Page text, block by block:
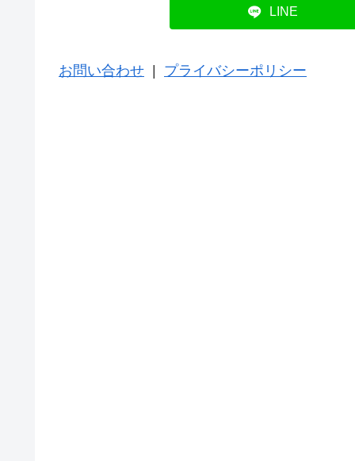
LINE
お問い合わせ プライバシーポリシー